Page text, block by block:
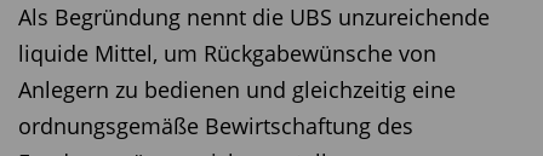
Als Begründung nennt die UBS unzureichende
liquide Mittel, um Rückgabewünsche von
Anlegern zu bedienen und gleichzeitig eine
ordnungsgemäße Bewirtschaftung des